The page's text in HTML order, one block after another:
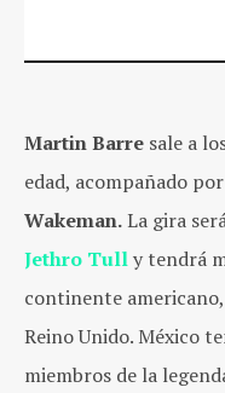
Martin Barre sale a
edad, acompañado por
Wakeman.La gira
Jethro Tully tendrá
continente
Reino Unido. México
miembros de la